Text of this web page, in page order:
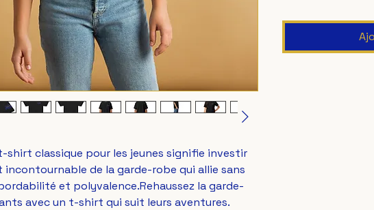
shirt classique pour les jeunes signifie investir
incontournable de la garde-robe qui allie sans
et polyvalence.Rehaussez la garde-
avec un t-shirt qui suit leurs aventures.